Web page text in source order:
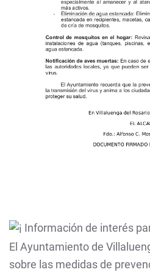
Información de interés
El Ayuntamiento de
sobre las medidas de